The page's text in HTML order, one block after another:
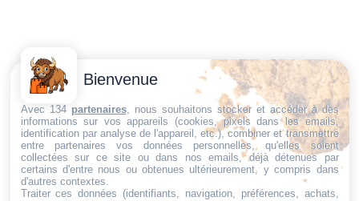
Trouvez ce qu'il vous faut,
au bon endroit
Conditions
générales
de vente
Politique de
cookies
Politique de
confidentialité
Contactez-
Nous
Email:
dt@sasbms.fr
Bienvenue
Avec 134 partenaires, nous souhaitons stocker et accéder à des
informations sur vos appareils (cookies, pixels dans les emails,
identification par analyse de l'appareil, etc.), combiner et transmettre
entre partenaires vos données personnelles, qu'elles soient
collectées sur ce site ou dans nos emails, déjà détenues par
certains d'entre nous ou obtenues ultérieurement, y compris dans
d'autres contextes.
Traiter ces données (identifiants, navigation, préférences, achats,